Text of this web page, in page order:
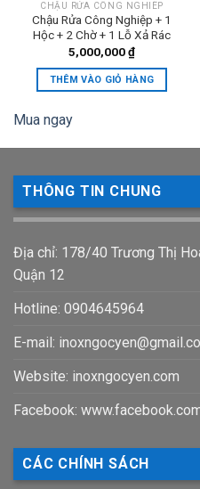
CHẬU RỬA CÔNG NGHIÊP
Chậu Rửa Công Nghiệp + 1
Hộc + 2 Chờ + 1 Lỗ Xả Rác
5,000,000₫
THÊM VÀO GIỎ HÀNG
Mua ngay
THÔNG TIN CHUNG
Địa chỉ: 178/40 Trương Thị
Quận 12
Hotline: 0904645964
E-mail:
Website: inoxngocyen.com
Facebook:
CÁC CHÍNH SÁCH